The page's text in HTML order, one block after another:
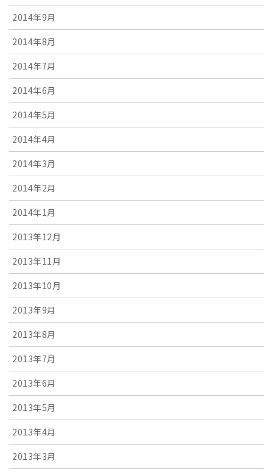
2014年9月
2014年8月
2014年7月
2014年6月
2014年5月
2014年4月
2014年3月
2014年2月
2014年1月
2013年12月
2013年11月
2013年10月
2013年9月
2013年8月
2013年7月
2013年6月
2013年5月
2013年4月
2013年3月